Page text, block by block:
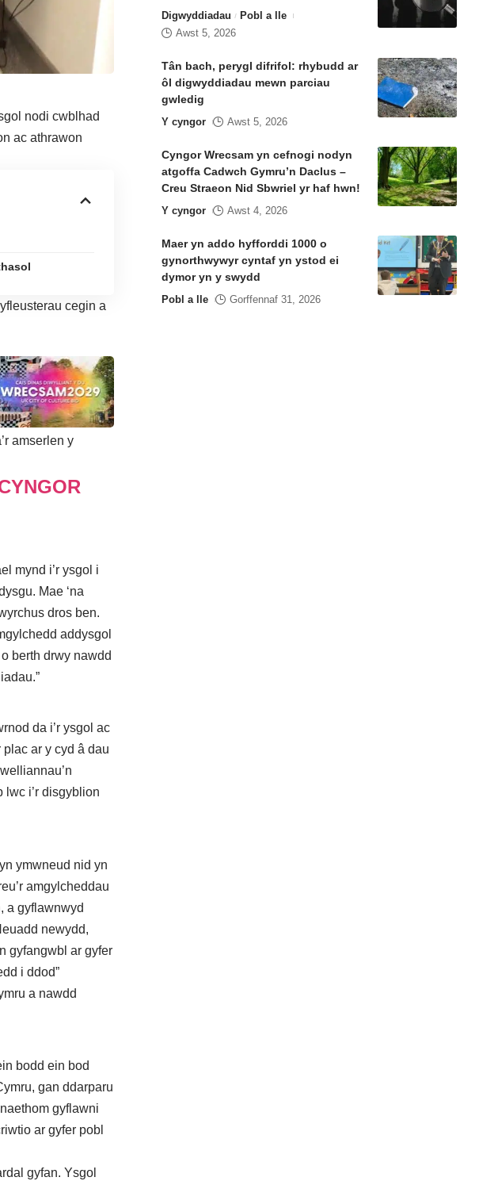
nodi cwblhad
ac athrawon
cegin a
amserlen y
mynd i’r ysgol i
Mae ‘na
dros ben.
addysgol
berth drwy nawdd
da i’r ysgol ac
plac ar y cyd â dau
lwc i’r disgyblion
ymwneud nid yn
amgylcheddau
a gyflawnwyd
newydd,
gyfangwbl ar gyfer
i ddod”
a nawdd
bodd ein bod
gan ddarparu
gyflawni
ar gyfer pobl
gyfan. Ysgol
Digwyddiadau
Pobl a lle
Awst 5, 2026
Tân bach, perygl difrifol: rhybudd ar
ôl digwyddiadau mewn parciau
gwledig
Y cyngor Awst 5, 2026
Cyngor Wrecsam yn cefnogi nodyn
atgoffa Cadwch Gymru’n Daclus –
Creu Straeon Nid Sbwriel yr haf hwn!
Y cyngor Awst 4, 2026
Maer yn addo hyfforddi 1000 o
gynorthwywyr cyntaf yn ystod ei
dymor yn y swydd
Pobl a lle Gorffennaf 31, 2026